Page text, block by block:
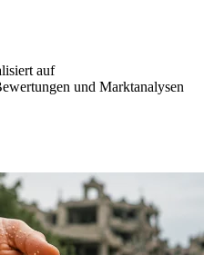
auf
und Marktanalysen